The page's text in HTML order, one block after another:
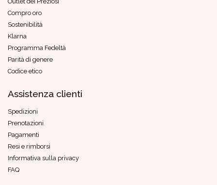
Compro oro
Sostenibilità
Klarna
Programma Fedeltà
Parità di genere
Codice etico
Assistenza clienti
Spedizioni
Prenotazioni
Pagamenti
Resi e rimborsi
Informativa sulla privacy
FAQ